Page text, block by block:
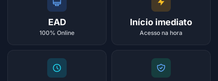
EAD
100% Online
Início imediato
Acesso na hora